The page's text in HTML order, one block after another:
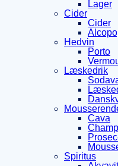
Lager
Cider
Cider
Hedvin
Porto
Læskedrik
Cava
Spiritus